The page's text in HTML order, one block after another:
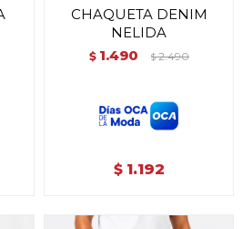
CHAQUETA DENIM
NELIDA
$ 1.490 $ 2.490
$ 1.192